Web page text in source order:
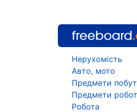
Нерухомість
Авто, мото
Предмети
Предмети
Робота